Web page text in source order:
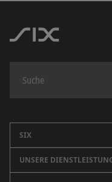
SIX
Unternehmen
UNSERE